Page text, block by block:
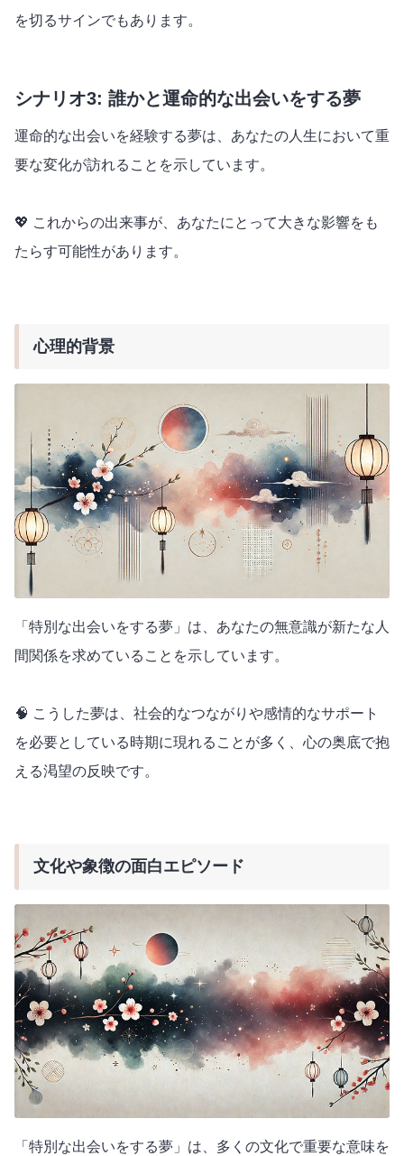
を切るサインでもあります。
シナリオ3: 誰かと運命的な出会いをする夢
運命的な出会いを経験する夢は、あなたの人生において重
要な変化が訪れることを示しています。
💖 これからの出来事が、あなたにとって大きな影響をも
たらす可能性があります。
心理的背景
「特別な出会いをする夢」は、あなたの無意識が新たな人
間関係を求めていることを示しています。
🧠 こうした夢は、社会的なつながりや感情的なサポート
を必要としている時期に現れることが多く、心の奥底で抱
える渇望の反映です。
文化や象徴の面白エピソード
「特別な出会いをする夢」は、多くの文化で重要な意味を